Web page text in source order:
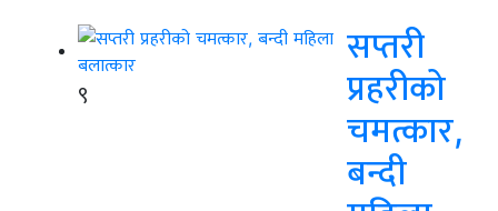
९
सप्तरी
प्रहरीको
चमत्कार,
बन्दी